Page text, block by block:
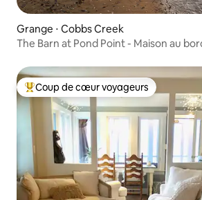
Grange ⋅ Cobbs Creek
The Barn at Pond Point - Maison au
Coups de cœur voyageurs les plus
Coup de cœur voyageurs